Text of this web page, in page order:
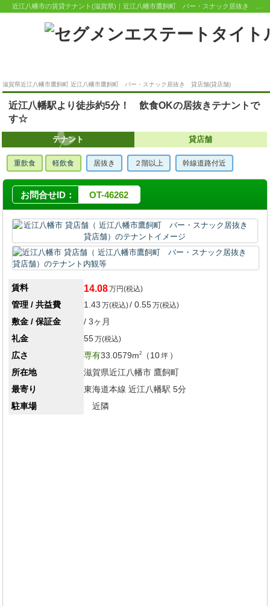
滋賀県近江八幡市鷹飼町 近江八幡市鷹飼町 バー・スナック居抜き 貸店舗(貸店舗)
近江八幡駅より徒歩約5分！ 飲食OKの居抜きテナントで
す☆
テナント 貸店舗
重飲食 軽飲食 居抜き ２階以上 幹線道路付近
お問合せID： OT-46262
賃料 14.08万円(税込)
管理 / 共益費 1.43 万(税込)/ 0.55万(税込)
敷金 / 保証金
/ 3ヶ月
礼金
55万(税込)
広さ 専有33.0579m2 （10坪 ）
所在地
滋賀県近江八幡市 鷹飼町
最寄り
東海道本線 近江八幡駅 5分
駐車場
近隣